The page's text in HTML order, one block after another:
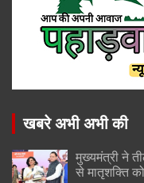
खबरे अभी अभी की
मुख्यमंत्री ने
से मातृशक्ति